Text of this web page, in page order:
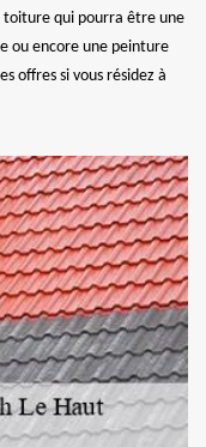
toiture qui pourra être une
ou encore une peinture
offres si vous résidez à